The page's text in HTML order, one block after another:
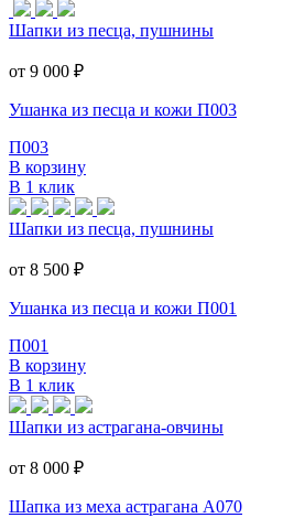
Шапки из песца, пушнины
от 9 000 ₽
Ушанка из песца и кожи П003
П003
В корзину
В 1 клик
Шапки из песца, пушнины
от 8 500 ₽
Ушанка из песца и кожи П001
П001
В корзину
В 1 клик
Шапки из астрагана-овчины
от 8 000 ₽
Шапка из меха астрагана А070